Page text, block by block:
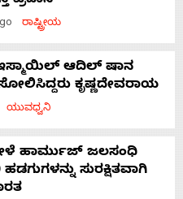
ರಾಷ್ಟ್ರೀಯ
ಇಸ್ಮಾಯಿಲ್ ಆದಿಲ್ ಷಾನ
ಕೃಷ್ಣದೇವರಾಯ
ಯುವಧ್ವನಿ
ಹಾರ್ಮುಜ್ ಜಲಸಂಧಿ
ಸುರಕ್ಷಿತವಾಗಿ